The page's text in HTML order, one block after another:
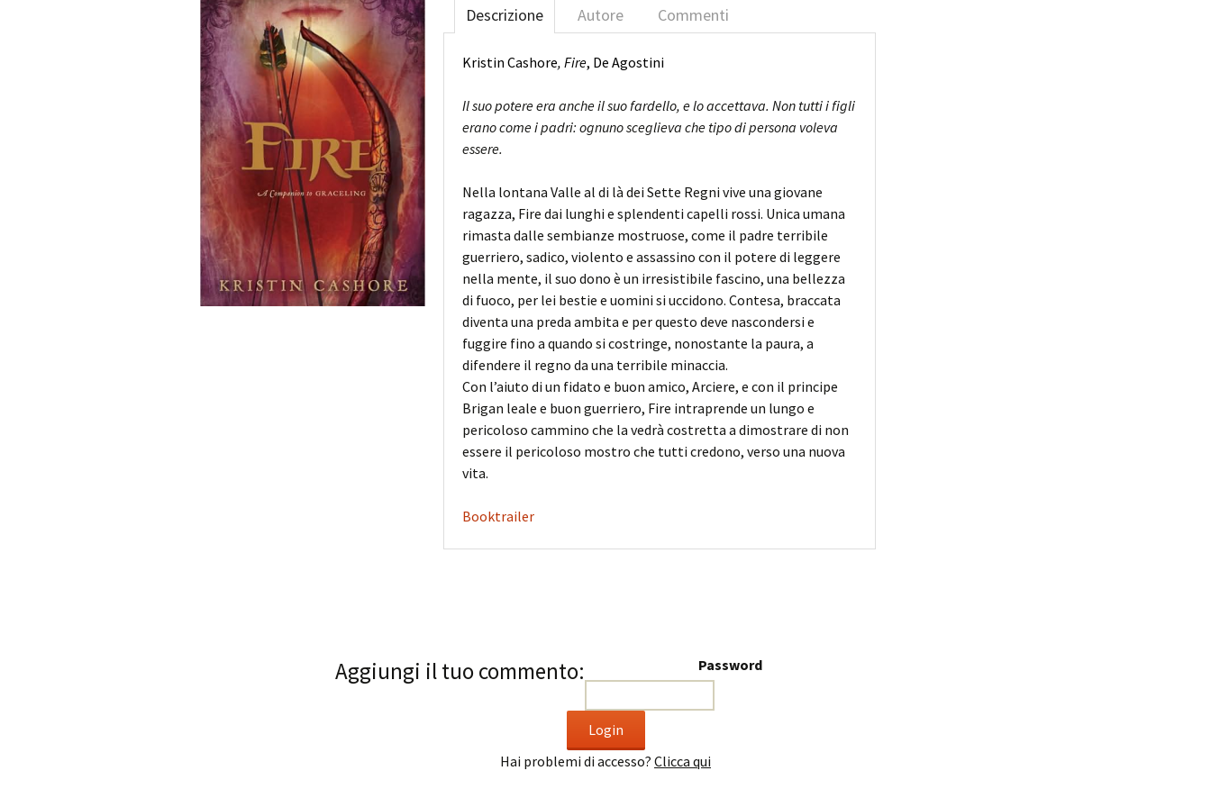
GRANDI VITE
GIUSTIZIA
HORROR
SOCIETÀ
STORIA
STORIA
Descrizione Autore Commenti
Kristin Cashore, Fire, De Agostini
Il suo potere era anche il suo fardello, e lo accettava. Non tutti i figli
erano come i padri: ognuno sceglieva che tipo di persona voleva
essere.
Nella lontana Valle al di là dei Sette Regni vive una giovane
ragazza, Fire dai lunghi e splendenti capelli rossi. Unica umana
rimasta dalle sembianze mostruose, come il padre terribile
guerriero, sadico, violento e assassino con il potere di leggere
nella mente, il suo dono è un irresistibile fascino, una bellezza
di fuoco, per lei bestie e uomini si uccidono. Contesa, braccata
diventa una preda ambita e per questo deve nascondersi e
fuggire fino a quando si costringe, nonostante la paura, a
difendere il regno da una terribile minaccia.
Con l’aiuto di un fidato e buon amico, Arciere, e con il principe
Brigan leale e buon guerriero, Fire intraprende un lungo e
pericoloso cammino che la vedrà costretta a dimostrare di non
essere il pericoloso mostro che tutti credono, verso una nuova
vita.
Booktrailer
Aggiungi il tuo commento: Password
Hai problemi di accesso? Clicca qui